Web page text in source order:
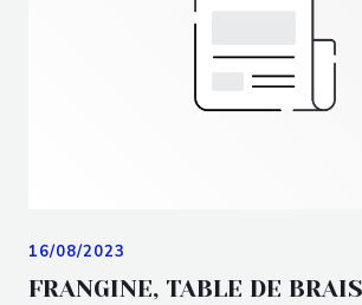
FRANGINE, TABLE DE
16/08/2023